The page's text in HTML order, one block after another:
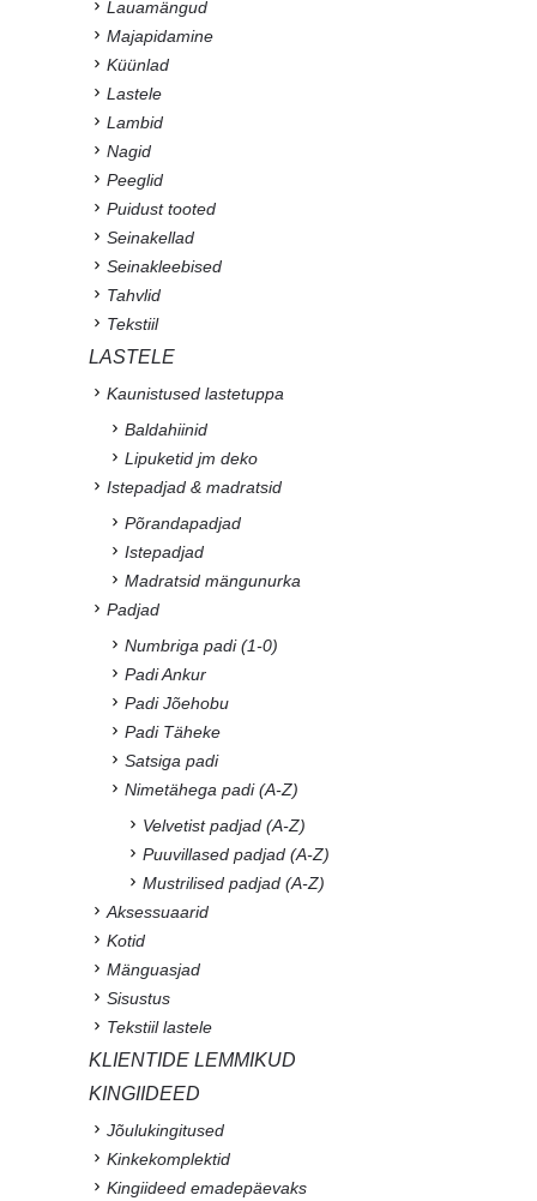
Lauamängud
Majapidamine
Küünlad
Lastele
Lambid
Nagid
Peeglid
Puidust tooted
Seinakellad
Seinakleebised
Tahvlid
Tekstiil
LASTELE
Kaunistused lastetuppa
Baldahiinid
Lipuketid jm deko
Istepadjad & madratsid
Põrandapadjad
Istepadjad
Madratsid mängunurka
Padjad
Numbriga padi (1-0)
Padi Ankur
Padi Jõehobu
Padi Täheke
Satsiga padi
Nimetähega padi (A-Z)
Velvetist padjad (A-Z)
Puuvillased padjad (A-Z)
Mustrilised padjad (A-Z)
Aksessuaarid
Kotid
Mänguasjad
Sisustus
Tekstiil lastele
KLIENTIDE LEMMIKUD
KINGIIDEED
Jõulukingitused
Kinkekomplektid
Kingiideed emadepäevaks